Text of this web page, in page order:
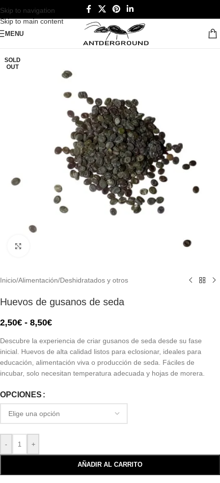
Skip to navigation
Skip to main content
MENU
SOLD
OUT
Inicio/Alimentación/Deshidratados y otros
Huevos de gusanos de seda
2,50€ - 8,50€
Descubre la experiencia de criar gusanos de seda desde su fase
inicial. Huevos de alta calidad listos para eclosionar, ideales para
educación, alimentación viva o producción de seda. Fáciles de
incubar, solo necesitan temperatura adecuada y hojas de morera.
OPCIONES
- +
AÑADIR AL CARRITO